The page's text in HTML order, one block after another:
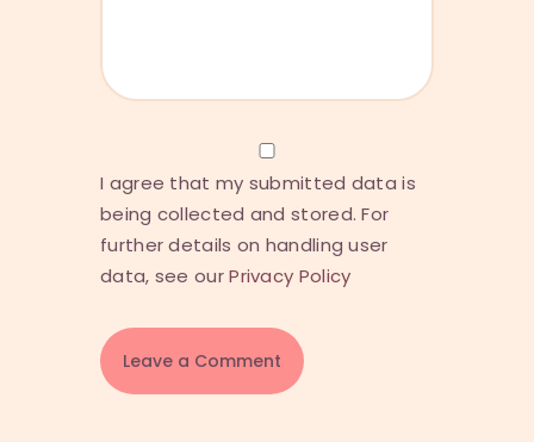
I agree that my submitted data is
being collected and stored. For
further details on handling user
data, see ourPrivacy Policy